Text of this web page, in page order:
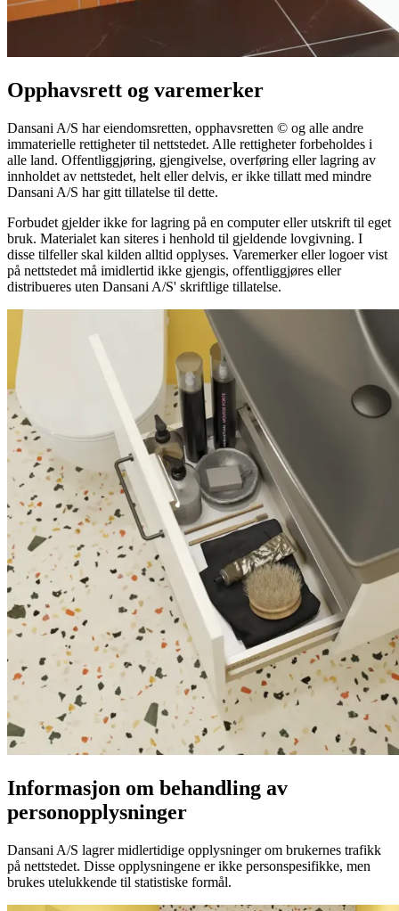
Opphavsrett og varemerker
Dansani A/S har eiendomsretten, opphavsretten © og alle andre
immaterielle rettigheter til nettstedet. Alle rettigheter forbeholdes i
alle land. Offentliggjøring, gjengivelse, overføring eller lagring av
innholdet av nettstedet, helt eller delvis, er ikke tillatt med mindre
Dansani A/S har gitt tillatelse til dette.
Forbudet gjelder ikke for lagring på en computer eller utskrift til eget
bruk. Materialet kan siteres i henhold til gjeldende lovgivning. I
disse tilfeller skal kilden alltid opplyses. Varemerker eller logoer vist
på nettstedet må imidlertid ikke gjengis, offentliggjøres eller
distribueres uten Dansani A/S' skriftlige tillatelse.
Informasjon om behandling av
personopplysninger
Dansani A/S lagrer midlertidige opplysninger om brukernes trafikk
på nettstedet. Disse opplysningene er ikke personspesifikke, men
brukes utelukkende til statistiske formål.